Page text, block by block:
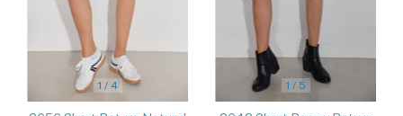
1 / 4 1 / 5